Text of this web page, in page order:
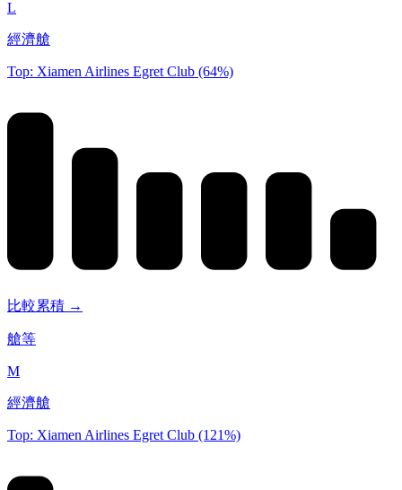
L
經濟艙
Top: Xiamen Airlines Egret Club (64%)
比較累積 →
艙等
M
經濟艙
Top: Xiamen Airlines Egret Club (121%)